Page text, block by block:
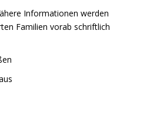
Informationen werden
Familien vorab schriftlich